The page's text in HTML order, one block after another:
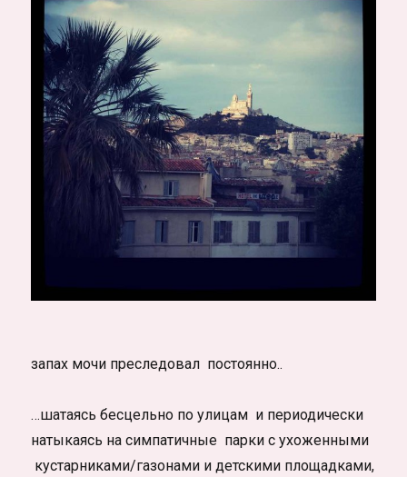
запах мочи преследовал постоянно..
…шатаясь бесцельно по улицам и периодически
натыкаясь на симпатичные парки с ухоженными
кустарниками/газонами и детскими площадками,